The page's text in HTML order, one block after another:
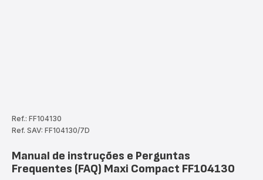
Ref.: FF104130
Ref. SAV: FF104130/7D
Manual de instruções e Perguntas
Frequentes (FAQ) Maxi Compact FF104130